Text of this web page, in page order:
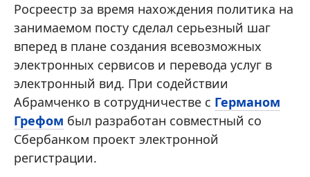
Росреестр за время нахождения политика на
занимаемом посту сделал серьезный шаг
вперед в плане создания всевозможных
электронных сервисов и перевода услуг в
электронный вид. При содействии
Абрамченко в сотрудничестве с Германом
Грефом был разработан совместный со
Сбербанком проект электронной
регистрации.